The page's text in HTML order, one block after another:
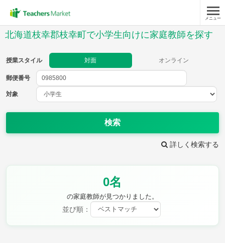
メニュー
北海道枝幸郡枝幸町で小学生向けに家庭教師を探す
授業スタイル 対面 オンライン
郵便番号
対象
検索
詳しく検索する
0名
の家庭教師が見つかりました。
並び順：
郵便番号
教科
理科
保健・体育 図画工作 書写